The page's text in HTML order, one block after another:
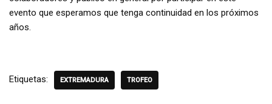
evento que esperamos que tenga continuidad en los próximos
años.
Etiquetas: EXTREMADURA TROFEO